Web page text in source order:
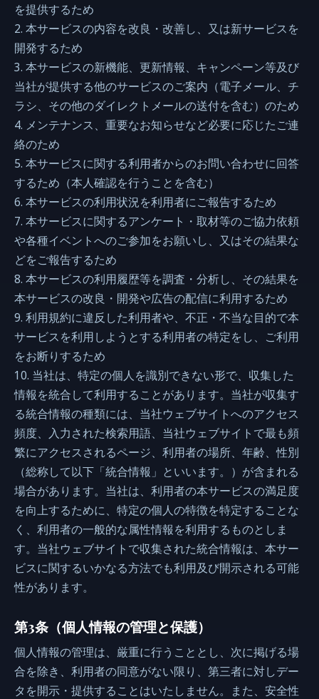
を提供するため
2. 本サービスの内容を改良・改善し、又は新サービスを
開発するため
3. 本サービスの新機能、更新情報、キャンペーン等及び
当社が提供する他のサービスのご案内（電子メール、チ
ラシ、その他のダイレクトメールの送付を含む）のため
4. メンテナンス、重要なお知らせなど必要に応じたご連
絡のため
5. 本サービスに関する利用者からのお問い合わせに回答
するため（本人確認を行うことを含む）
6. 本サービスの利用状況を利用者にご報告するため
7. 本サービスに関するアンケート・取材等のご協力依頼
や各種イベントへのご参加をお願いし、又はその結果な
どをご報告するため
8. 本サービスの利用履歴等を調査・分析し、その結果を
本サービスの改良・開発や広告の配信に利用するため
9. 利用規約に違反した利用者や、不正・不当な目的で本
サービスを利用しようとする利用者の特定をし、ご利用
をお断りするため
10. 当社は、特定の個人を識別できない形で、収集した
情報を統合して利用することがあります。当社が収集す
る統合情報の種類には、当社ウェブサイトへのアクセス
頻度、入力された検索用語、当社ウェブサイトで最も頻
繁にアクセスされるページ、利用者の場所、年齢、性別
（総称して以下「統合情報」といいます。）が含まれる
場合があります。当社は、利用者の本サービスの満足度
を向上するために、特定の個人の特徴を特定することな
く、利用者の一般的な属性情報を利用するものとしま
す。当社ウェブサイトで収集された統合情報は、本サー
ビスに関するいかなる方法でも利用及び開示される可能
性があります。
第3条（個人情報の管理と保護）
個人情報の管理は、厳重に行うこととし、次に掲げる場
合を除き、利用者の同意がない限り、第三者に対しデー
タを開示・提供することはいたしません。また、安全性